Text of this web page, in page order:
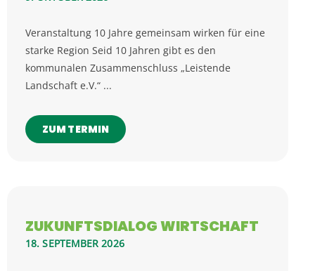
Veranstaltung 10 Jahre gemeinsam wirken für eine
starke Region Seid 10 Jahren gibt es den
kommunalen Zusammenschluss „Leistende
Landschaft e.V.“ ...
ZUM TERMIN
ZUKUNFTSDIALOG WIRTSCHAFT
18. SEPTEMBER 2026